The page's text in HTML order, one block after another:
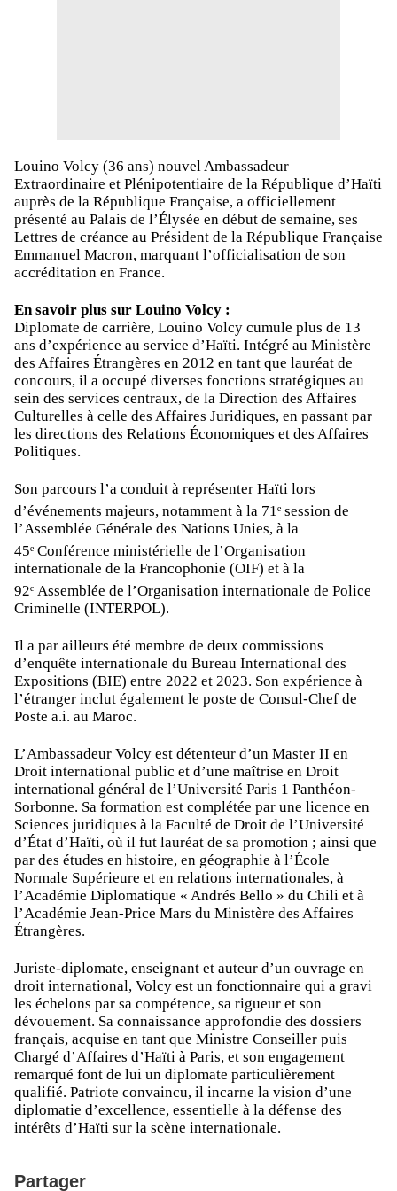
Louino Volcy (36 ans) nouvel Ambassadeur
Extraordinaire et Plénipotentiaire de la République d’Haïti
auprès de la République Française, a officiellement
présenté au Palais de l’Élysée en début de semaine, ses
Lettres de créance au Président de la République Française
Emmanuel Macron, marquant l’officialisation de son
accréditation en France.
En savoir plus sur Louino Volcy :
Diplomate de carrière, Louino Volcy cumule plus de 13
ans d’expérience au service d’Haïti. Intégré au Ministère
des Affaires Étrangères en 2012 en tant que lauréat de
concours, il a occupé diverses fonctions stratégiques au
sein des services centraux, de la Direction des Affaires
Culturelles à celle des Affaires Juridiques, en passant par
les directions des Relations Économiques et des Affaires
Politiques.
Son parcours l’a conduit à représenter Haïti lors
d’événements majeurs, notamment à la 71ᵉ session de
l’Assemblée Générale des Nations Unies, à la
45ᵉ Conférence ministérielle de l’Organisation
internationale de la Francophonie (OIF) et à la
92ᵉ Assemblée de l’Organisation internationale de Police
Criminelle (INTERPOL).
Il a par ailleurs été membre de deux commissions
d’enquête internationale du Bureau International des
Expositions (BIE) entre 2022 et 2023. Son expérience à
l’étranger inclut également le poste de Consul-Chef de
Poste a.i. au Maroc.
L’Ambassadeur Volcy est détenteur d’un Master II en
Droit international public et d’une maîtrise en Droit
international général de l’Université Paris 1 Panthéon-
Sorbonne. Sa formation est complétée par une licence en
Sciences juridiques à la Faculté de Droit de l’Université
d’État d’Haïti, où il fut lauréat de sa promotion ; ainsi que
par des études en histoire, en géographie à l’École
Normale Supérieure et en relations internationales, à
l’Académie Diplomatique « Andrés Bello » du Chili et à
l’Académie Jean-Price Mars du Ministère des Affaires
Étrangères.
Juriste-diplomate, enseignant et auteur d’un ouvrage en
droit international, Volcy est un fonctionnaire qui a gravi
les échelons par sa compétence, sa rigueur et son
dévouement. Sa connaissance approfondie des dossiers
français, acquise en tant que Ministre Conseiller puis
Chargé d’Affaires d’Haïti à Paris, et son engagement
remarqué font de lui un diplomate particulièrement
qualifié. Patriote convaincu, il incarne la vision d’une
diplomatie d’excellence, essentielle à la défense des
intérêts d’Haïti sur la scène internationale.
Partager